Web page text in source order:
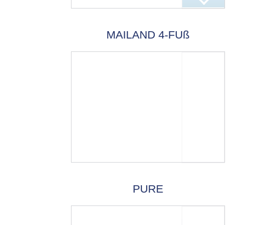
MAILAND 4-FUß
PURE